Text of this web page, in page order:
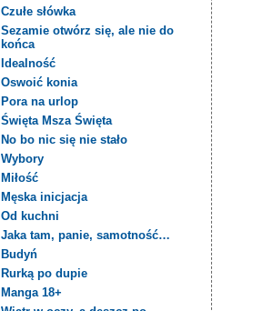
Czułe słówka
Sezamie otwórz się, ale nie do
końca
Idealność
Oswoić konia
Pora na urlop
Święta Msza Święta
No bo nic się nie stało
Wybory
Miłość
Męska inicjacja
Od kuchni
Jaka tam, panie, samotność…
Budyń
Rurką po dupie
Manga 18+